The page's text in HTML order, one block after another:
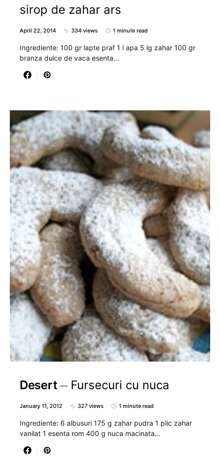
sirop de zahar ars
April 22, 2014 334 views 1 minute read
Ingrediente: 100 gr lapte praf 1 l apa 5 lg zahar 100 gr
branza dulce de vaca esenta…
Desert Fursecuri cu nuca
January 11, 2012 327 views 1 minute read
Ingrediente: 6 albusuri 175 g zahar pudra 1 plic zahar
vanilat 1 esenta rom 400 g nuca macinata…